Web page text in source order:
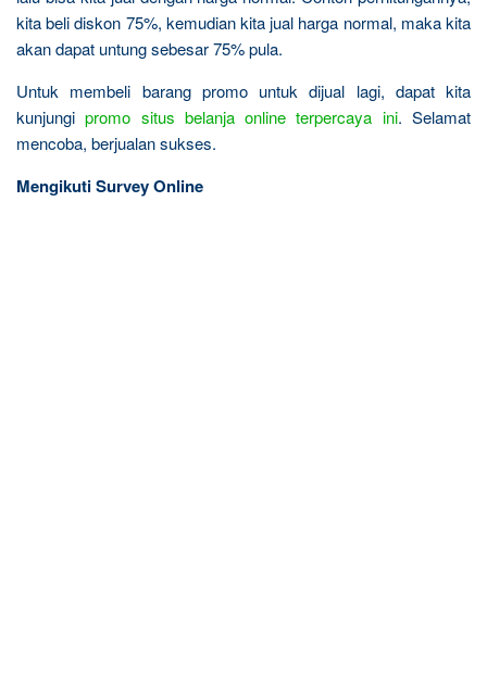
kita beli diskon 75%, kemudian kita jual harga normal, maka kita
akan dapat untung sebesar 75% pula.
Untuk membeli barang promo untuk dijual lagi, dapat kita
kunjungipromo situs belanja online terpercaya ini. Selamat
mencoba, berjualan sukses.
Mengikuti Survey Online